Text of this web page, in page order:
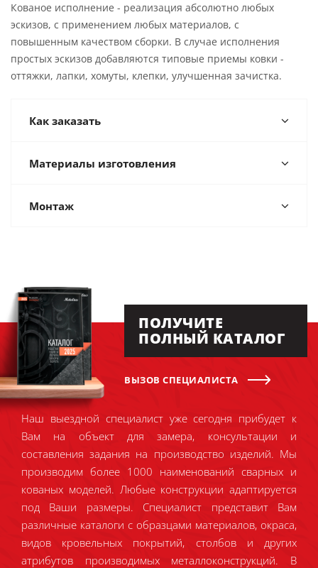
Кованое исполнение - реализация абсолютно любых
эскизов, с применением любых материалов, с
повышенным качеством сборки. В случае исполнения
простых эскизов добавляются типовые приемы ковки -
оттяжки, лапки, хомуты, клепки, улучшенная зачистка.
Как заказать
Материалы изготовления
Монтаж
ПОЛУЧИТЕ
ПОЛНЫЙ КАТАЛОГ
ВЫЗОВ СПЕЦИАЛИСТА
Наш выездной специалист уже сегодня прибудет к
Вам на объект для замера, консультации и
составления задания на производство изделий. Мы
производим более 1000 наименований сварных и
кованых моделей. Любые конструкции адаптируется
под Ваши размеры. Специалист представит Вам
различные каталоги с образцами материалов, окраса,
видов кровельных покрытий, столбов и других
атрибутов производимых металлоконструкций. В